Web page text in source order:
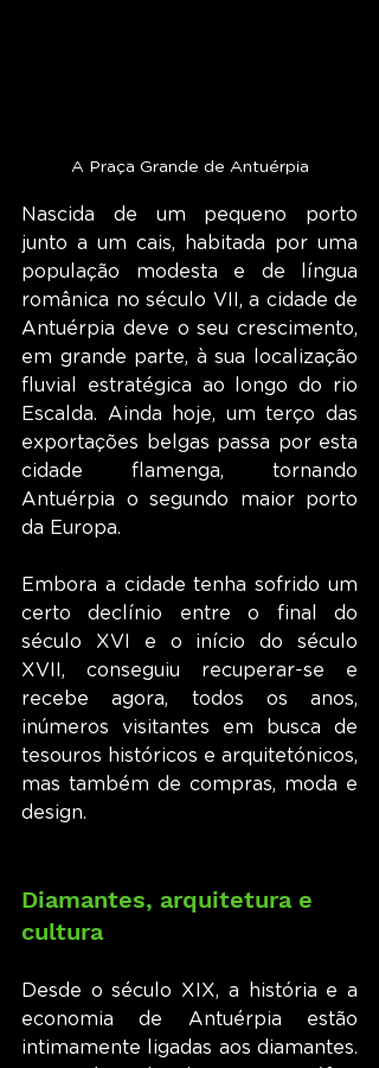
A Praça Grande de Antuérpia
Nascida de um pequeno porto
junto a um cais, habitada por uma
população modesta e de língua
românica no século VII, a cidade de
Antuérpia deve o seu crescimento,
em grande parte, à sua localização
fluvial estratégica ao longo do rio
Escalda. Ainda hoje, um terço das
exportações belgas passa por esta
cidade flamenga, tornando
Antuérpia o segundo maior porto
da Europa.
Embora a cidade tenha sofrido um
certo declínio entre o final do
século XVI e o início do século
XVII, conseguiu recuperar-se e
recebe agora, todos os anos,
inúmeros visitantes em busca de
tesouros históricos e arquitetónicos,
mas também de compras, moda e
design.
Diamantes, arquitetura e
cultura
Desde o século XIX, a história e a
economia de Antuérpia estão
intimamente ligadas aos diamantes.